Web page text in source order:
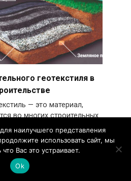
геотекстиля в
— это материал,
во многих строительных
наилучшего представления
использовать сайт, мы
Вас это устраивает.
Ok